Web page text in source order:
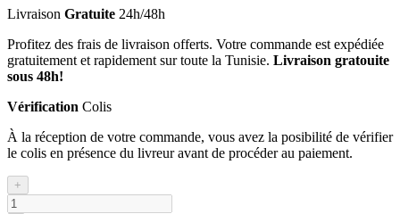
Livraison Gratuite 24h/48h
Profitez des frais de livraison offerts. Votre commande est expédiée
gratuitement et rapidement sur toute la Tunisie. Livraison gratouite
sous 48h!
Vérification Colis
À la réception de votre commande, vous avez la posibilité de vérifier
le colis en présence du livreur avant de procéder au paiement.
+